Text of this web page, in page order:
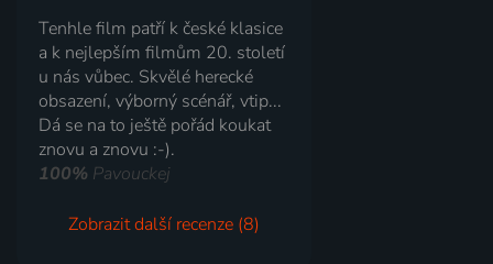
Tenhle film patří k české klasice
a k nejlepším filmům 20. století
u nás vůbec. Skvělé herecké
obsazení, výborný scénář, vtip...
Dá se na to ještě pořád koukat
znovu a znovu :-).
100% Pavouckej
Zobrazit další recenze (8)